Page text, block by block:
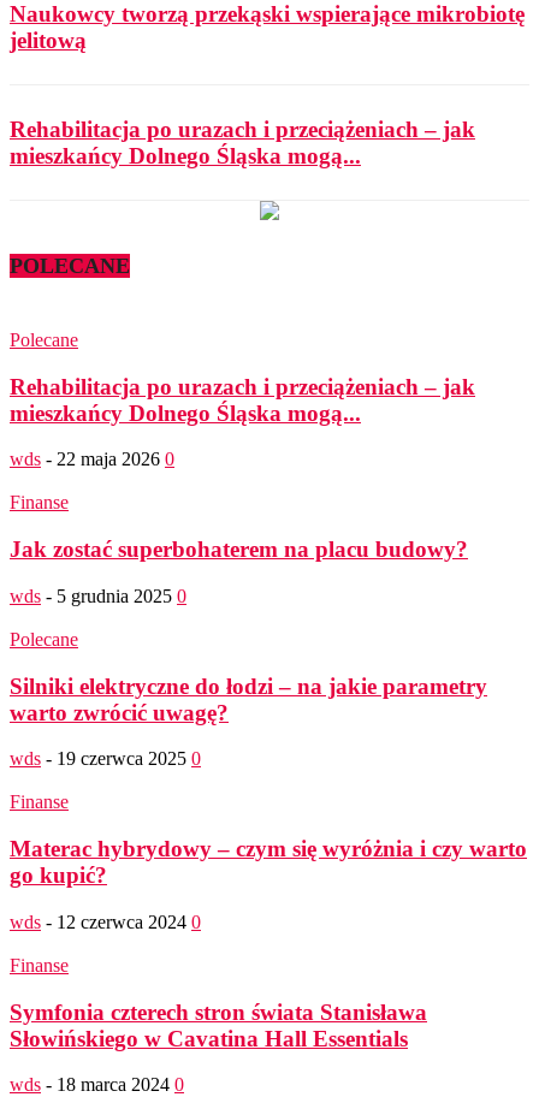
Naukowcy tworzą przekąski wspierające mikrobiotę
jelitową
Rehabilitacja po urazach i przeciążeniach – jak
mieszkańcy Dolnego Śląska mogą...
POLECANE
Polecane
Rehabilitacja po urazach i przeciążeniach – jak
mieszkańcy Dolnego Śląska mogą...
wds - 22 maja 2026 0
Finanse
Jak zostać superbohaterem na placu budowy?
wds - 5 grudnia 2025 0
Polecane
Silniki elektryczne do łodzi – na jakie parametry
warto zwrócić uwagę?
wds - 19 czerwca 2025 0
Finanse
Materac hybrydowy – czym się wyróżnia i czy warto
go kupić?
wds - 12 czerwca 2024 0
Finanse
Symfonia czterech stron świata Stanisława
Słowińskiego w Cavatina Hall Essentials
wds - 18 marca 2024 0